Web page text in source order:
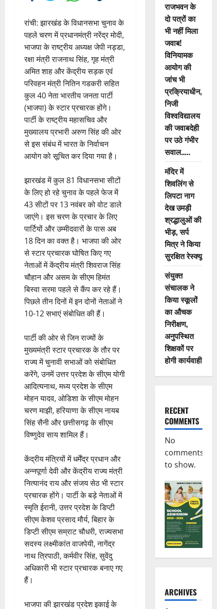
रांची: झारखंड के विधानसभा चुनाव के
पहले चरण में प्रधानमंत्री नरेंद्र मोदी,
भाजपा के राष्ट्रीय अध्यक्ष जेपी नड्डा,
रक्षा मंत्री राजनाथ सिंह, गृह मंत्री
अमित शाह और केंद्रीय सड़क एवं
परिवहन मंत्री नितिन गडकरी सहित
कुल 40 नेता भारतीय जनता पार्टी
(भाजपा) के स्टार प्रचारक होंगे।
पार्टी के राष्ट्रीय महासचिव और
मुख्यालय प्रभारी अरुण सिंह की ओर
से इस संबंध में भारत के निर्वाचन
आयोग को सूचित कर दिया गया है।
झारखंड में कुल 81 विधानसभा सीटों
के लिए हो रहे चुनाव के पहले फेज में
43 सीटों पर 13 नवंबर को वोट डाले
जाएंगे। इस चरण के प्रचार के लिए
पार्टियों और उम्मीदवारों के पास अब
18 दिन का वक्त है। भाजपा की ओर
से स्टार प्रचारक घोषित किए गए
नेताओं में केंद्रीय मंत्री शिवराज सिंह
चौहान और असम के सीएम हिमंत
बिस्वा सरमा पहले से कैंप कर रहे हैं।
पिछले तीन दिनों में इन दोनों नेताओं ने
10-12 सभाएं संबोधित की हैं।
पार्टी की ओर से जिन राज्यों के
मुख्यमंत्री स्टार प्रचारक के तौर पर
राज्य में चुनावी सभाओं को संबोधित
करेंगे, उनमें उत्तर प्रदेश के सीएम योगी
आदित्यनाथ, मध्य प्रदेश के सीएम
मोहन यादव, ओडिशा के सीएम मोहन
चरण माझी, हरियाणा के सीएम नायब
सिंह सैनी और छत्तीसगढ़ के सीएम
विष्णुदेव साय शामिल हैं।
केंद्रीय मंत्रियों में धर्मेंद्र प्रधान और
अन्नपूर्णा देवी और केंद्रीय राज्य मंत्री
नित्यानंद राय और संजय सेठ भी स्टार
प्रचारक होंगे। पार्टी के बड़े नेताओं में
स्मृति ईरानी, उत्तर प्रदेश के डिप्टी
सीएम केशव प्रसाद मौर्य, बिहार के
डिप्टी सीएम सम्राट चौधरी, राज्यसभा
सदस्य लक्ष्मीकांत वाजपेयी, नागेंद्र
नाथ त्रिपाठी, कर्मवीर सिंह, सुवेंदु
अधिकारी भी स्टार प्रचारक बनाए गए
हैं।
भाजपा की झारखंड प्रदेश इकाई के
राजभवन के
दो पत्रों का
भी नहीं मिला
जवाब!
विनियामक
आयोग की
जांच भी
प्रक्रियाधीन,
निजी
विश्वविद्यालय
की जवाबदेही
पर उठे गंभीर
सवाल…..
मंदिर में
शिवलिंग से
लिपटा नाग
देख उमड़ी
श्रद्धालुओं की
भीड़, सर्प
मित्र ने किया
सुरक्षित रेस्क्यू
संयुक्त
संचालक ने
किया स्कूलों
का औचक
निरीक्षण,
अनुपस्थित
शिक्षकों पर
होगी कार्यवाही
RECENT
COMMENTS
No
comments
to show.
ARCHIVES